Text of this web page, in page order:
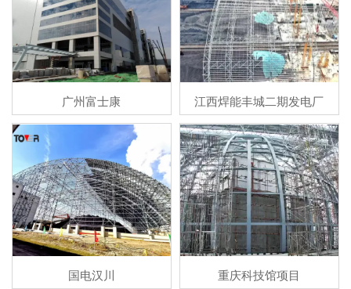
广州富士康 江西焊能丰城二期发电厂
国电汉川 重庆科技馆项目